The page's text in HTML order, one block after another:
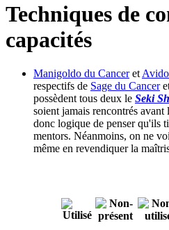
Techniques de
capacités
Manigoldo du Canceret
respectifs de Sage du Cancer
possèdent tous deux le Seki
soient jamais rencontrés
donc logique de penser qu'ils
mentors. Néanmoins, on ne
même en revendiquer la